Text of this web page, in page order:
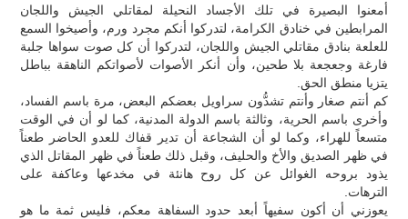
أمعنوا البصيرة في تلك الأجساد النحيلة لمقاتلي الجيش واللجان
المرابطين في خنادق الكرامة، لتدركوا أنكم مجرد ورم، وأصيخوا السمع
للعلعة بنادق مقاتلي الجيش واللجان، لتدركوا أن كل صوت سواها جلبة
فارغة وجعجعة بلا طحين، وأن أنكر الأصوات لأصواتكم الناهقة بباطل
يتزيا منطق الحق.
كم أنتم صغار وأنتم تشدُّون سراويل بعضكم البعض، مرة باسم الفساد،
وأخرى باسم الحرية، وثالثة باسم الدولة المدنية، كما لو أن في الوقت
متسعاً للهراء، وكما لو أن الشجاعة أن تدير قفاك للعدو الحاضر طعناً
في ظهر الصديق والأخ والحليف، وقبل ذلك طعناً في ظهر المقاتل الذي
يذود بروحه الغوائل عن كل روح هانئة في مخدعها وعاكفة على
الترهات.
يعوزني أن أكون سفيهاً أبعد حدود السفاهة معكم، فليس ثمة ما هو